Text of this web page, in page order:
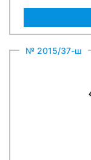
№ 2015/37-ш